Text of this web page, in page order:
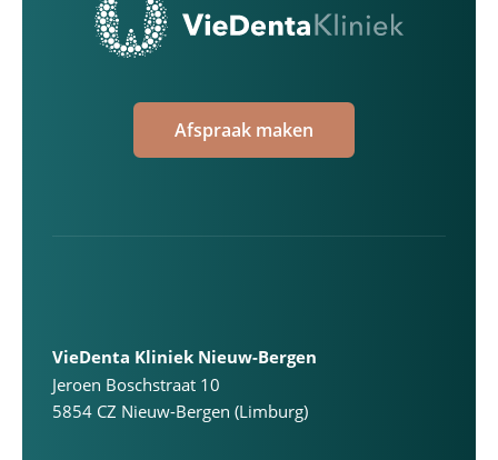
Afspraak maken
VieDenta Kliniek Nieuw-Bergen
Jeroen Boschstraat 10
5854 CZ Nieuw-Bergen (Limburg)